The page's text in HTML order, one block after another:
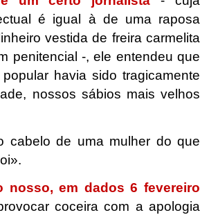
é igual à de uma raposa
vestida de freira carmelita
penitencial -, ele entendeu que
havia sido tragicamente
nossos sábios mais velhos
cabelo de uma mulher do que
nosso, em dados 6 fevereiro
coceira com a apologia